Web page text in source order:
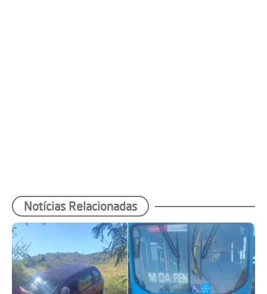
Notícias Relacionadas